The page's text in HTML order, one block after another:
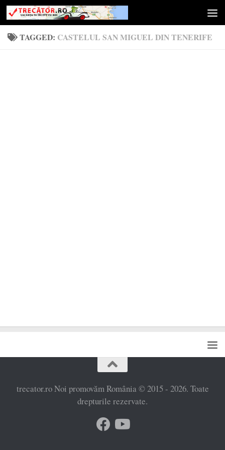
Skip to content
TAGGED: CASTELUL SAN MIGUEL DIN TENERIFE
trecator.ro Noi promovăm România © 2015 - 2026. Toate
drepturile rezervate.